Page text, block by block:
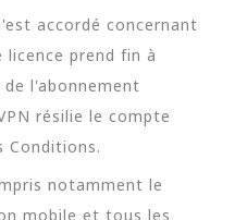
accordé concernant
licence prend fin à
l'abonnement
résilie le compte
Conditions.
notamment le
mobile et tous les